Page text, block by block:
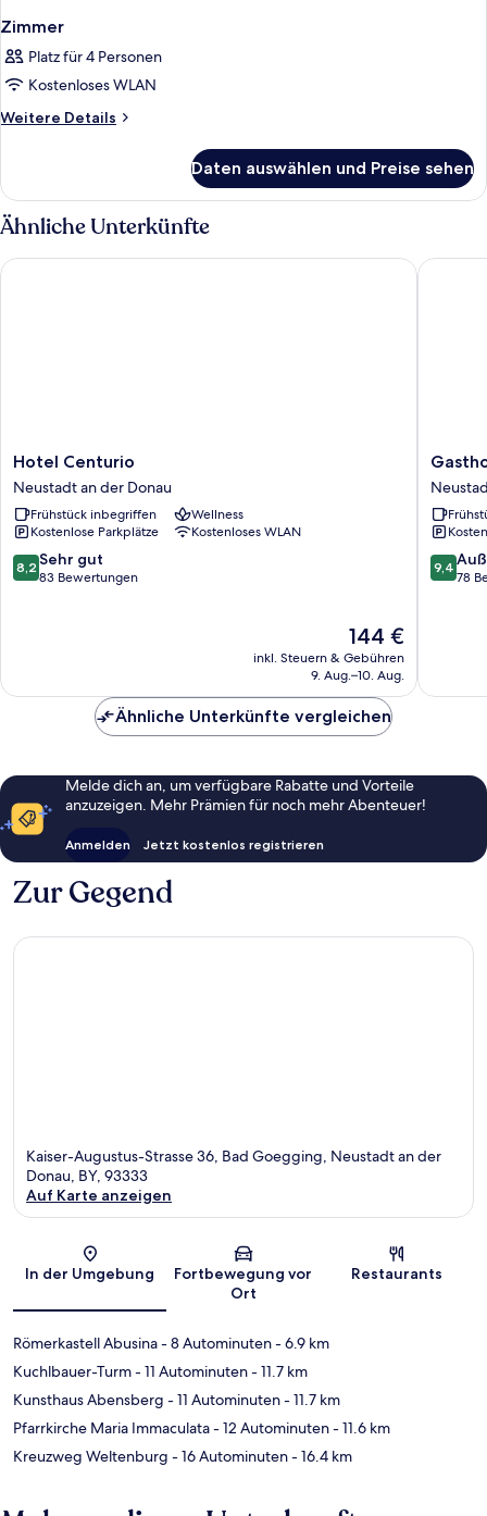
Zimmer
Platz für 4 Personen
Kostenloses WLAN
Weitere Details
Weitere
Daten auswählen und Preise sehen
Ähnliche Unterkünfte
Hotel
Centurio
Neustadt
an
der
Donau
Hotel Centurio
Neustadt an der Donau
Frühstück inbegriffen
Wellness
Kostenlose Parkplätze
Kostenloses WLAN
8.2
von
8,2 Sehr gut
83 Bewertungen
Der
Preis
beträgt
144 €
inkl. Steuern & Gebühren
9. Aug.–10. Aug.
Hotel Centurio
Gasthof
Gigl
an
der
Donau
9.4
von
9,4
78
Gasthof
Ähnliche Unterkünfte vergleichen
Melde dich an, um verfügbare Rabatte und Vorteile
anzuzeigen. Mehr Prämien für noch mehr Abenteuer!
Anmelden Jetzt kostenlos registrieren
Zur Gegend
Kaiser-Augustus-Strasse 36, Bad Goegging, Neustadt an der
Donau, BY, 93333
Auf Karte anzeigen
In der Umgebung
Fortbewegung vor
Ort
Restaurants
Römerkastell Abusina- 8 Autominuten- 6.9 km
Kuchlbauer-Turm- 11 Autominuten- 11.7 km
Kunsthaus Abensberg - 11 Autominuten- 11.7 km
Pfarrkirche Maria Immaculata- 12 Autominuten- 11.6 km
Kreuzweg Weltenburg - 16 Autominuten- 16.4 km